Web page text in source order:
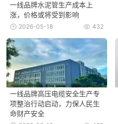
一线品牌水泥管生产成本上
涨，价格或将受到影响
432
2026-05-18
一线品牌高压电缆安全生产专
项整治行动启动，力保人民生
命财产安全